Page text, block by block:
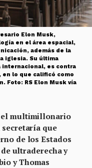
Elon Musk,
en el área espacial,
además de la
iglesia. Su última
internacional, es contra
en lo que calificó como
Foto: RS Elon Musk vía
el multimillonario
secretaría que
de los Estados
ultraderecha y
y Thomas